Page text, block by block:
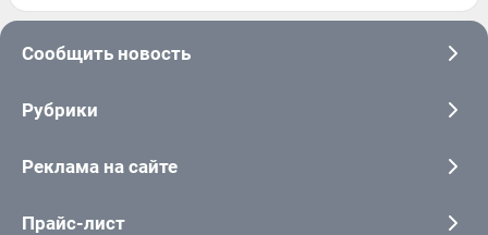
Сообщить новость
Рубрики
Реклама на сайте
Прайс-лист